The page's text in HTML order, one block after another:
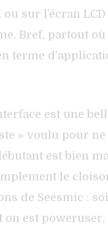
ou sur l’écran
Bref, partout
terme
est une
» voulu pour
est bien
le
de Seesmic :
on est poweruser,